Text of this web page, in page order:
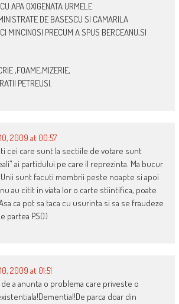
APA OXIGENATA URMELE
DE BASESCU SI CAMARILA
MINCINOSI PRECUM A SPUS BERCEANU,SI
,FOAME,MIZERIE,
PETREUSI.
2009 at 00:57
cei care sunt la sectiile de votare sunt
ai partidului pe care il reprezinta. Ma bucur
sunt facuti membrii peste noapte si apoi
au citit in viata lor o carte stiintifica, poate
ca pot sa taca cu usurinta si sa se fraudeze
partea PSD)
2009 at 01:51
a anunta o problema care priveste o
parca doar din